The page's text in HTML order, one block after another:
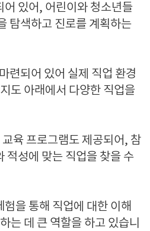
어 있어, 어린이와 청소년들
탐색하고 진로를 계획하는
련되어 있어 실제 직업 환경
도 아래에서 다양한 직업을
육 프로그램도 제공되어, 참
적성에 맞는 직업을 찾을 수
을 통해 직업에 대한 이해
는 데 큰 역할을 하고 있습니